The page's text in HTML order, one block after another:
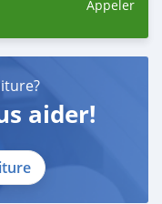
Appeler
aider!